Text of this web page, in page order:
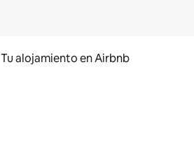
Tu alojamiento en Airbnb